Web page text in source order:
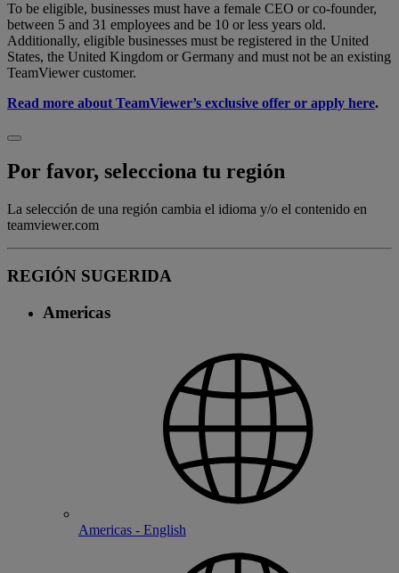
To be eligible, businesses must have a female CEO or co-founder,
between 5 and 31 employees and be 10 or less years old.
Additionally, eligible businesses must be registered in the United
States, the United Kingdom or Germany and must not be an existing
TeamViewer customer.
Read more about TeamViewer’s exclusive offer or apply here.
Por favor, selecciona tu región
La selección de una región cambia el idioma y/o el contenido en
teamviewer.com
REGIÓN SUGERIDA
Americas
Americas - English